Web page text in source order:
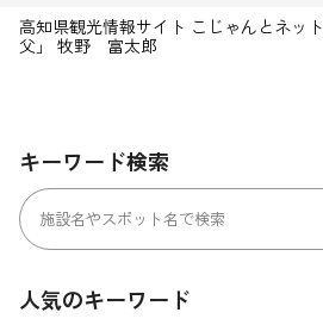
高知県観光情報サイト こじゃんとネット
父」 牧野 富太郎
キーワード検索
人気のキーワード